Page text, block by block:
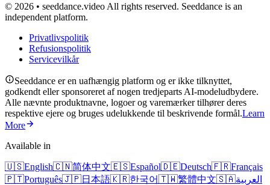
© 2026 • seeddance.video All rights reserved. Seeddance is an
independent platform.
Privatlivspolitik
Refusionspolitik
Servicevilkår
Seeddance er en uafhængig platform og er ikke tilknyttet,
godkendt eller sponsoreret af nogen tredjeparts AI-modeludbydere.
Alle nævnte produktnavne, logoer og varemærker tilhører deres
respektive ejere og bruges udelukkende til beskrivende formål.Learn
More
Available in
🇺🇸English🇨🇳简体中文🇪🇸Español🇩🇪Deutsch🇫🇷Français
🇵🇹Português🇯🇵日本語🇰🇷한국어🇹🇼繁體中文🇸🇦العربية